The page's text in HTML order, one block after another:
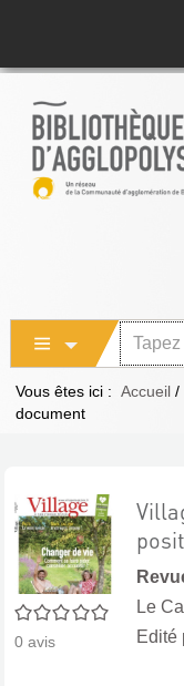
Vous êtes ici : Accueil /
document
0/5
0 avis
Le
Edité